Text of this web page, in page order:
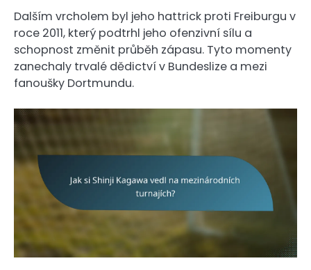
Dalším vrcholem byl jeho hattrick proti Freiburgu v
roce 2011, který podtrhl jeho ofenzivní sílu a
schopnost změnit průběh zápasu. Tyto momenty
zanechaly trvalé dědictví v Bundeslize a mezi
fanoušky Dortmundu.